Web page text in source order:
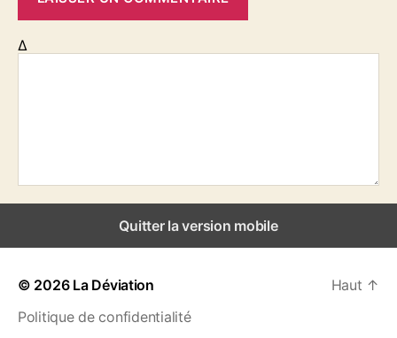
Δ
Quitter la version mobile
© 2026 La Déviation
Politique de confidentialité
Haut ↑